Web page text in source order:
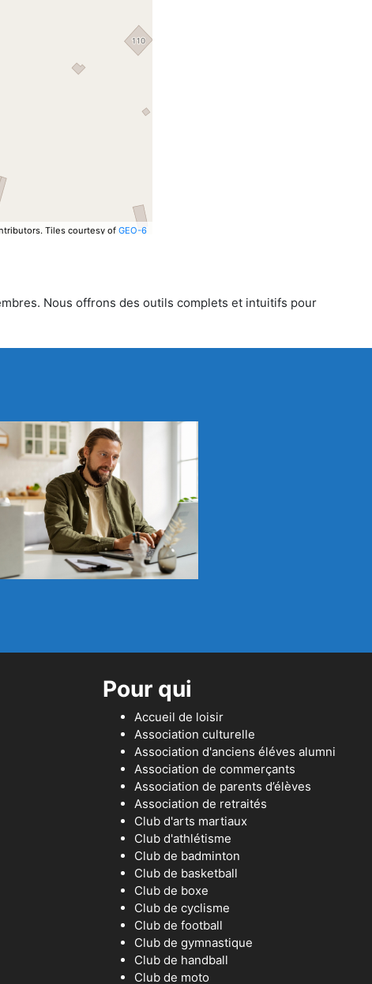
Tiles courtesy of GEO-6
Nous offrons des outils complets et intuitifs pour
Pour qui
Accueil de loisir
Association culturelle
Association d'anciens éléves alumni
Association de commerçants
Association de parents d’élèves
Association de retraités
Club d'arts martiaux
Club d'athlétisme
Club de badminton
Club de basketball
Club de boxe
Club de cyclisme
Club de football
Club de gymnastique
Club de handball
Club de moto